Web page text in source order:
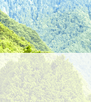
え
る
ま
ち
駒
ヶ
根
市